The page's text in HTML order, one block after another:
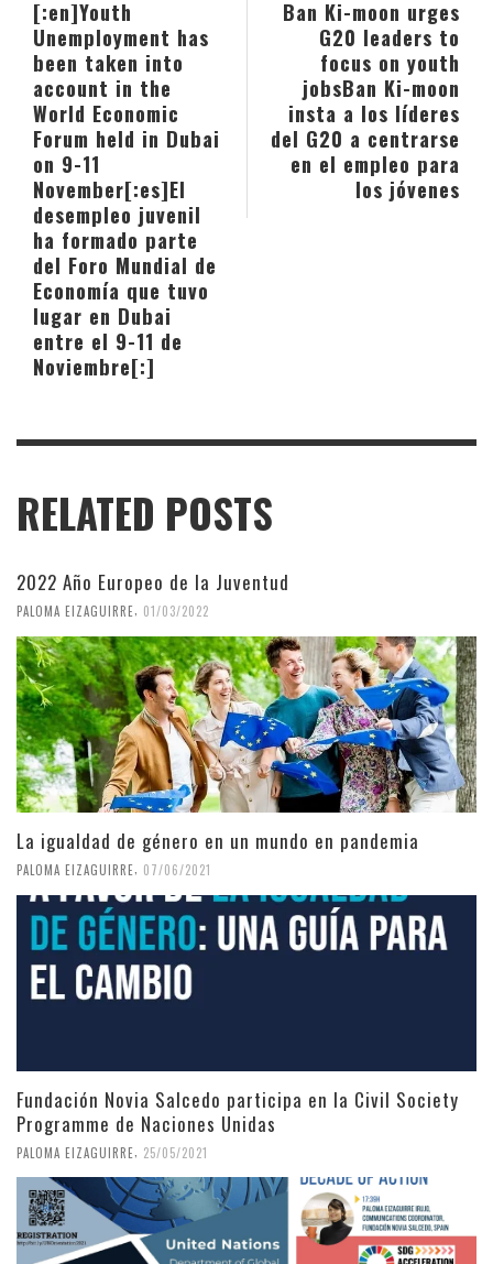
Ban Ki-moon urges
G20 leaders to
focus on youth
jobsBan Ki-moon
insta a los líderes
del G20 a centrarse
en el empleo para
los jóvenes
[:en]Youth
Unemployment has
been taken into
account in the
World Economic
Forum held in Dubai
on 9-11
November[:es]El
desempleo juvenil
ha formado parte
del Foro Mundial de
Economía que tuvo
lugar en Dubai
entre el 9-11 de
Noviembre[:]
RELATED POSTS
2022 Año Europeo de la Juventud
PALOMA EIZAGUIRRE 01/03/2022
La igualdad de género en un mundo en pandemia
PALOMA EIZAGUIRRE 07/06/2021
Fundación Novia Salcedo participa en la Civil Society
Programme de Naciones Unidas
PALOMA EIZAGUIRRE 25/05/2021